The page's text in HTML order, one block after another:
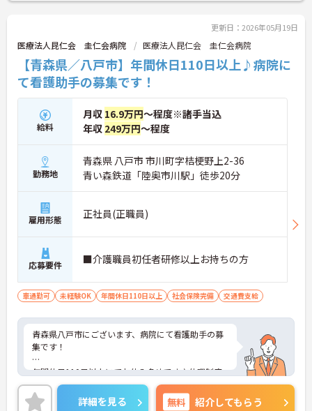
更新日：2026年05月19日
医療法人昆仁会 圭仁会病院 医療法人昆仁会 圭仁会病院
【青森県／八戸市】年間休日110日以上♪病院に
て看護助手の募集です！
給料
月収 16.9万円～程度※諸手当込
年収 249万円～程度
勤務地
青森県 八戸市 市川町字桔梗野上2-36
青い森鉄道「陸奥市川駅」徒歩20分
雇用形態 正社員(正職員)
応募要件 ■介護職員初任者研修以上お持ちの方
車通勤可 未経験OK 年間休日110日以上 社会保険完備 交通費支給
青森県八戸市にございます、病院にて看護助手の募
集です！
年間休日110日以上にてお休み多めです♪休暇制度
が充実しておりますので、プライベートの時間を大
切にできます◎詳細を見る 無料 紹介してもらう